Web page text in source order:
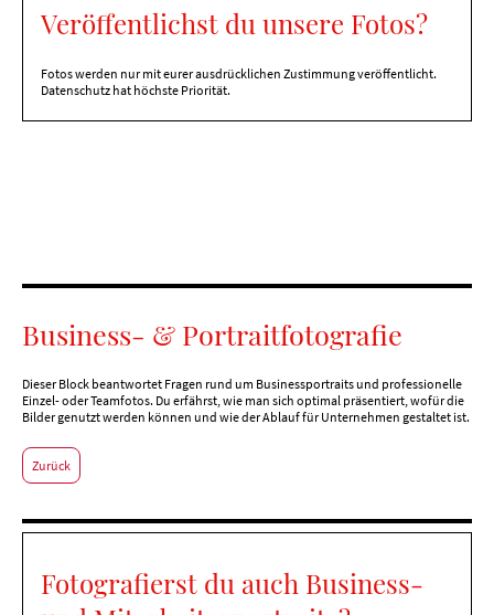
Veröffentlichst du unsere Fotos?
Fotos werden nur mit eurer ausdrücklichen Zustimmung veröffentlicht.
Datenschutz hat höchste Priorität.
Business- & Portraitfotografie
Dieser Block beantwortet Fragen rund um Businessportraits und professionelle
Einzel- oder Teamfotos. Du erfährst, wie man sich optimal präsentiert, wofür die
Bilder genutzt werden können und wie der Ablauf für Unternehmen gestaltet ist.
Zurück
Fotografierst du auch Business-